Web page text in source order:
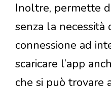
Inoltre, permette
senza la necessità
connessione ad
scaricare l’app
che si può trovare